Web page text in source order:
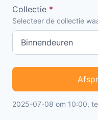
Collectie *
Selecteer de collectie
2025-07-08 om 10:00,